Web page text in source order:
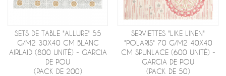
SETS DE TABLE "ALLURE" 55
G/M2 30X40 CM BLANC
AIRLAID (800 UNITÉ) - GARCIA
DE POU
(PACK DE 200)
SERVIETTES "LIKE LINEN"
"POLARIS" 70 G/M2 40X40
CM SPUNLACE (600 UNITÉ) -
GARCIA DE POU
(PACK DE 50)